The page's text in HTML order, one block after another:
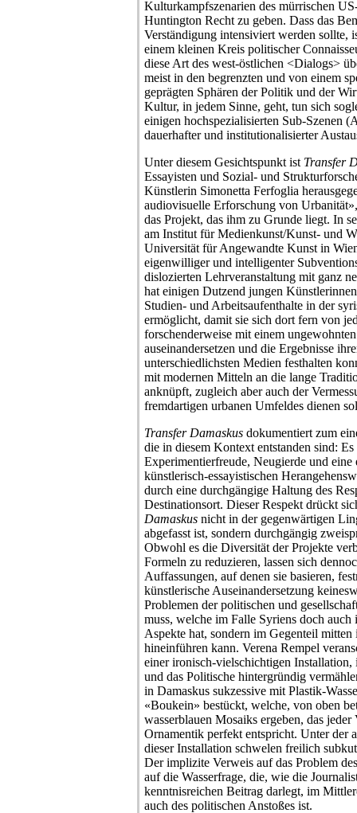
Kulturkampfszenarien des mürrischen
Huntington Recht zu geben. Dass das
Verständigung intensiviert werden sollte,
einem kleinen Kreis politischer
diese Art des west-östlichen <Dialogs>
meist in den begrenzten und von einem
geprägten Sphären der Politik und der
Kultur, in jedem Sinne, geht, tun sich
einigen hochspezialisierten Sub-Szenen
dauerhafter und institutionalisierter
Unter diesem Gesichtspunkt ist Transfer
Essayisten und Sozial- und
Künstlerin Simonetta Ferfoglia
audiovisuelle Erforschung von
das Projekt, das ihm zu Grunde liegt. In
am Institut für Medienkunst/Kunst- und
Universität für Angewandte Kunst in
eigenwilliger und intelligenter
dislozierten Lehrveranstaltung mit ganz
hat einigen Dutzend jungen
Studien- und Arbeitsaufenthalte in der
ermöglicht, damit sie sich dort fern von
forschenderweise mit einem
auseinandersetzen und die Ergebnisse
unterschiedlichsten Medien festhalten
mit modernen Mitteln an die lange
anknüpft, zugleich aber auch der
fremdartigen urbanen Umfeldes dienen
Transfer Damaskus dokumentiert zum
die in diesem Kontext entstanden sind:
Experimentierfreude, Neugierde und eine
künstlerisch-essayistischen
durch eine durchgängige Haltung des
Destinationsort. Dieser Respekt drückt
Damaskus nicht in der gegenwärtigen
abgefasst ist, sondern durchgängig
Obwohl es die Diversität der Projekte
Formeln zu reduzieren, lassen sich
Auffassungen, auf denen sie basieren,
künstlerische Auseinandersetzung
Problemen der politischen und
muss, welche im Falle Syriens doch
Aspekte hat, sondern im Gegenteil mitten
hineinführen kann. Verena Rempel
einer ironisch-vielschichtigen Installation,
und das Politische hintergründig
in Damaskus sukzessive mit Plastik-
«Boukein» bestückt, welche, von oben
wasserblauen Mosaiks ergeben, das
Ornamentik perfekt entspricht. Unter der
dieser Installation schwelen freilich
Der implizite Verweis auf das Problem
auf die Wasserfrage, die, wie die
kenntnisreichen Beitrag darlegt, im
auch des politischen Anstoßes ist.